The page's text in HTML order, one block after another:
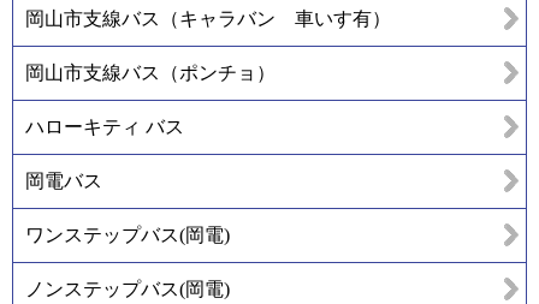
岡山市支線バス（キャラバン 車いす有）
岡山市支線バス（ポンチョ）
ハローキティ バス
岡電バス
ワンステップバス(岡電)
ノンステップバス(岡電)